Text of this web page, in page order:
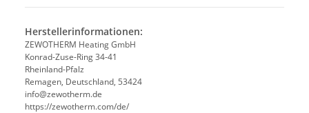
Herstellerinformationen:
ZEWOTHERM Heating GmbH
Konrad-Zuse-Ring 34-41
Rheinland-Pfalz
Remagen, Deutschland, 53424
info@zewotherm.de
https://zewotherm.com/de/